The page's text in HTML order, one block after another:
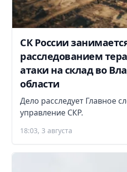
СК России
расследованием
атаки на склад во
области
Дело расследует Главное
управление СКР.
18:03, 3 августа